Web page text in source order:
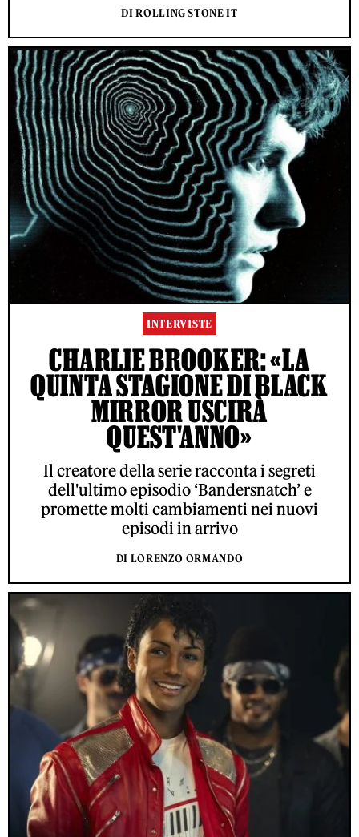
DI ROLLING STONE IT
INTERVISTE
CHARLIE BROOKER: «LA
QUINTA STAGIONE DI BLACK
MIRROR USCIRÀ
QUEST'ANNO»
Il creatore della serie racconta i segreti
dell'ultimo episodio ‘Bandersnatch’ e
promette molti cambiamenti nei nuovi
episodi in arrivo
DI LORENZO ORMANDO